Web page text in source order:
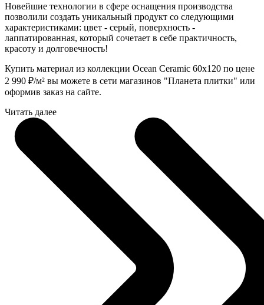
Новейшие технологии в сфере оснащения производства
позволили создать уникальный продукт со следующими
характеристиками: цвет - серый, поверхность -
лаппатированная, который сочетает в себе практичность,
красоту и долговечность!
Купить материал из коллекции Ocean Ceramic 60x120 по цене
2 990 ₽/м² вы можете в сети магазинов "Планета плитки" или
оформив заказ на сайте.
Читать далее